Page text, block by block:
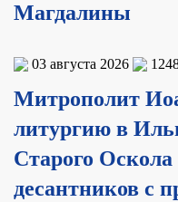
Магдалины
03 августа 2026
Митрополит
литургию в
Старого
десантников с